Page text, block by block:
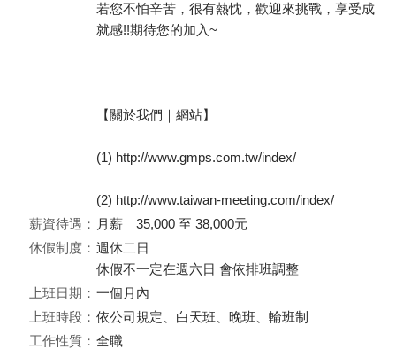
若您不怕辛苦，很有熱忱，歡迎來挑戰，享受成
就感!!期待您的加入~
【關於我們｜網站】
(1) http://www.gmps.com.tw/index/
(2) http://www.taiwan-meeting.com/index/
薪資待遇： 月薪 35,000 至 38,000元
休假制度： 週休二日
休假不一定在週六日 會依排班調整
上班日期： 一個月內
上班時段： 依公司規定、白天班、晚班、輪班制
工作性質： 全職